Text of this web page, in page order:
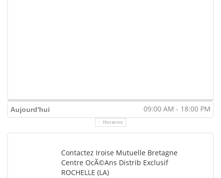
Aujourd'hui 09:00 AM - 18:00 PM
Horaires
Contactez Iroise Mutuelle Bretagne
Centre OcÃ©ans Distrib Exclusif
ROCHELLE (LA)